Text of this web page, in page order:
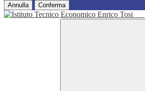
Annulla Conferma